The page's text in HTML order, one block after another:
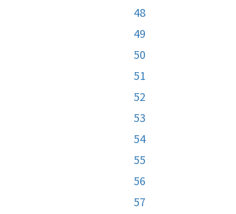
48
49
50
51
52
53
54
55
56
57